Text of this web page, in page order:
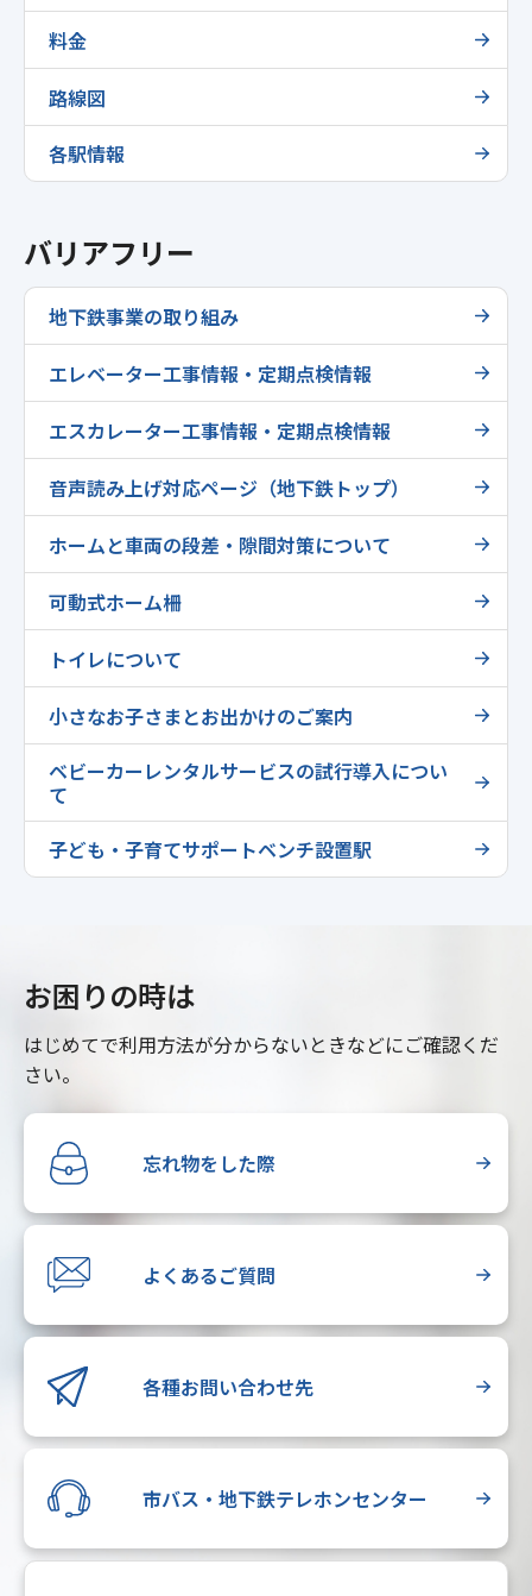
料金
路線図
各駅情報
バリアフリー
地下鉄事業の取り組み
エレベーター工事情報・定期点検情報
エスカレーター工事情報・定期点検情報
音声読み上げ対応ページ（地下鉄トップ）
ホームと車両の段差・隙間対策について
可動式ホーム柵
トイレについて
小さなお子さまとお出かけのご案内
ベビーカーレンタルサービスの試行導入につい
て
子ども・子育てサポートベンチ設置駅
お困りの時は
はじめてで利用方法が分からないときなどにご確認くだ
さい。
忘れ物をした際
よくあるご質問
各種お問い合わせ先
市バス・地下鉄テレホンセンター